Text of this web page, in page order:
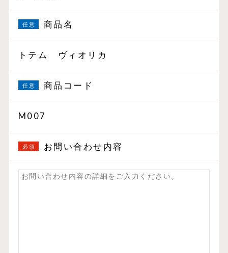
商品名
トテム ヴィオリカ
商品コード
M007
お問い合わせ内容